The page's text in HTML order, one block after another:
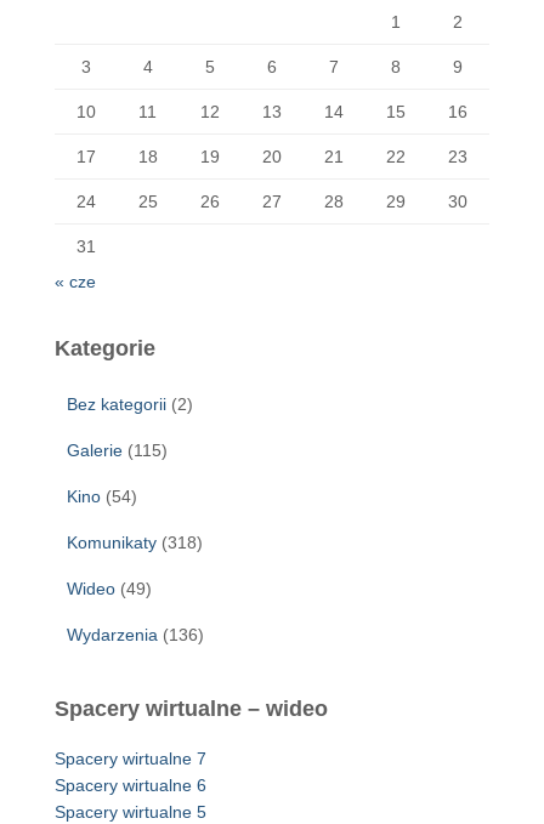
1 2
3 4 5 6 7 8 9
10 11 12 13 14 15 16
17 18 19 20 21 22 23
24 25 26 27 28 29 30
31
« cze
Kategorie
Bez kategorii (2)
Galerie (115)
Kino (54)
Komunikaty (318)
Wideo (49)
Wydarzenia (136)
Spacery wirtualne – wideo
Spacery wirtualne 7
Spacery wirtualne 6
Spacery wirtualne 5